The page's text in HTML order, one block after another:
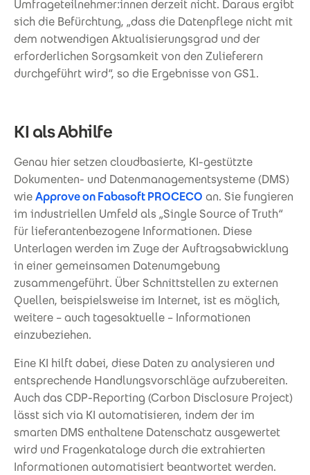
Umfrageteilnehmer:innen derzeit nicht. Daraus ergibt
sich die Befürchtung, „dass die Datenpflege nicht mit
dem notwendigen Aktualisierungsgrad und der
erforderlichen Sorgsamkeit von den Zulieferern
durchgeführt wird“, so die Ergebnisse von GS1.
KI als Abhilfe
Genau hier setzen cloudbasierte, KI-gestützte
Dokumenten- und Datenmanagementsysteme (DMS)
wieApprove on Fabasoft PROCECO an. Sie fungieren
im industriellen Umfeld als „Single Source of Truth“
für lieferantenbezogene Informationen. Diese
Unterlagen werden im Zuge der Auftragsabwicklung
in einer gemeinsamen Datenumgebung
zusammengeführt. Über Schnittstellen zu externen
Quellen, beispielsweise im Internet, ist es möglich,
weitere – auch tagesaktuelle – Informationen
einzubeziehen.
Eine KI hilft dabei, diese Daten zu analysieren und
entsprechende Handlungsvorschläge aufzubereiten.
Auch das CDP-Reporting (Carbon Disclosure Project)
lässt sich via KI automatisieren, indem der im
smarten DMS enthaltene Datenschatz ausgewertet
wird und Fragenkataloge durch die extrahierten
Informationen automatisiert beantwortet werden.